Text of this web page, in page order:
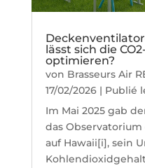
lässt sich die
optimieren?
von Brasseurs Air
17/02/2026 | Publié
Im Mai 2025 gab
das Observatorium
auf Hawaii[i], sein